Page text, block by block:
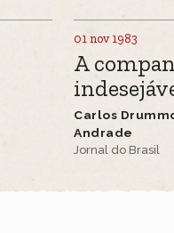
01 nov 1983
A
Carlos
Andrade
Jornal do Brasil